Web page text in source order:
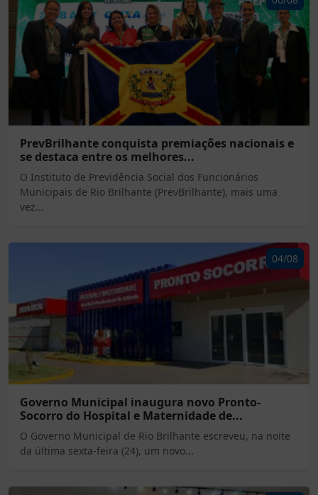
PrevBrilhante conquista premiações nacionais e
se destaca entre os melhores...
O Instituto de Previdência Social dos Funcionários
Municipais de Rio Brilhante (PrevBrilhante), mais uma
vez...
04/08
Governo Municipal inaugura novo Pronto-
Socorro do Hospital e Maternidade de...
O Governo Municipal de Rio Brilhante escreveu, na noite
da última sexta-feira (24), um novo...